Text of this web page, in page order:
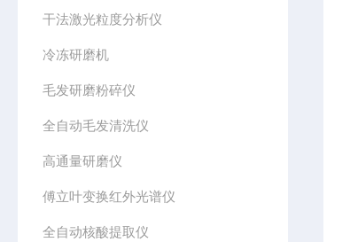
干法激光粒度分析仪
冷冻研磨机
毛发研磨粉碎仪
全自动毛发清洗仪
高通量研磨仪
傅立叶变换红外光谱仪
全自动核酸提取仪